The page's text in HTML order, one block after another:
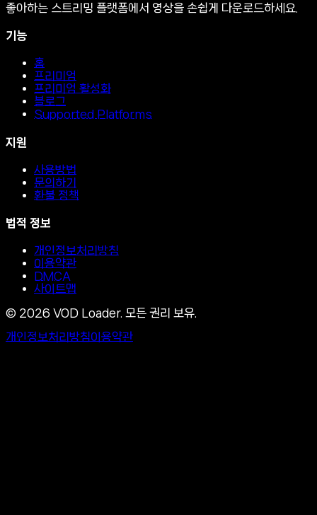
좋아하는 스트리밍 플랫폼에서 영상을 손쉽게 다운로드하세요.
기능
홈
프리미엄
프리미엄 활성화
블로그
Supported Platforms
지원
사용방법
문의하기
환불 정책
법적 정보
개인정보처리방침
이용약관
DMCA
사이트맵
© 2026 VOD Loader. 모든 권리 보유.
개인정보처리방침이용약관